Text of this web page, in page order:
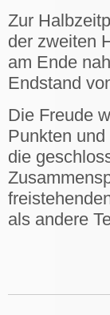
Zur
der zweiten
am Ende
Endstand
Die Freude
Punkten
die
als andere